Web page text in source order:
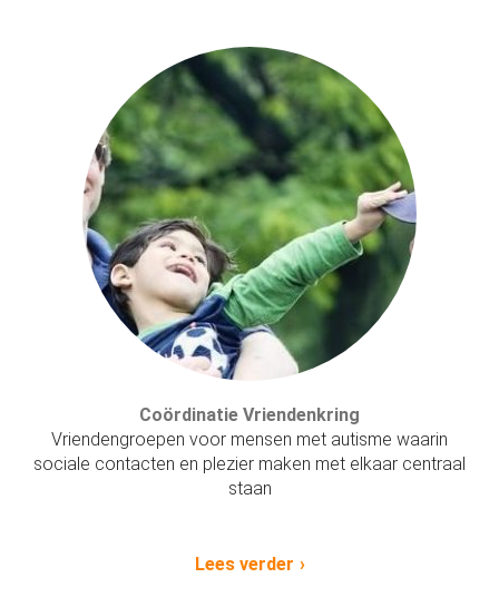
Coördinatie Vriendenkring
Vriendengroepen voor mensen met autisme waarin
sociale contacten en plezier maken met elkaar centraal
staan
Lees verder